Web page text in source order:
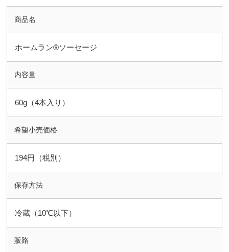
商品名
ホームラン®ソーセージ
内容量
60g（4本入り）
希望小売価格
194円（税別）
保存方法
冷蔵（10℃以下）
販路